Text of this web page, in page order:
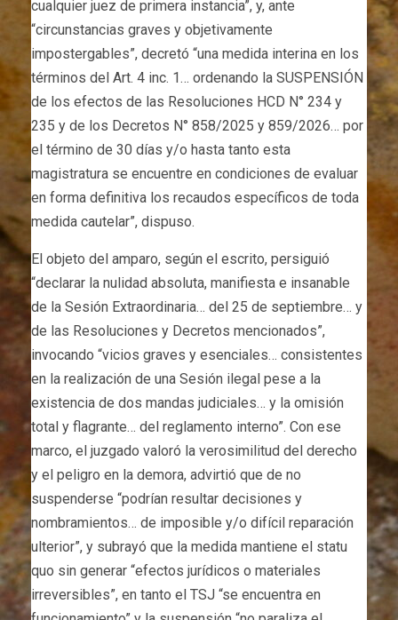
cualquier juez de primera instancia”, y, ante
“circunstancias graves y objetivamente
impostergables”, decretó “una medida interina en los
términos del Art. 4 inc. 1… ordenando la SUSPENSIÓN
de los efectos de las Resoluciones HCD N° 234 y
235 y de los Decretos N° 858/2025 y 859/2026… por
el término de 30 días y/o hasta tanto esta
magistratura se encuentre en condiciones de evaluar
en forma definitiva los recaudos específicos de toda
medida cautelar”, dispuso.
El objeto del amparo, según el escrito, persiguió
“declarar la nulidad absoluta, manifiesta e insanable
de la Sesión Extraordinaria… del 25 de septiembre… y
de las Resoluciones y Decretos mencionados”,
invocando “vicios graves y esenciales… consistentes
en la realización de una Sesión ilegal pese a la
existencia de dos mandas judiciales… y la omisión
total y flagrante… del reglamento interno”. Con ese
marco, el juzgado valoró la verosimilitud del derecho
y el peligro en la demora, advirtió que de no
suspenderse “podrían resultar decisiones y
nombramientos… de imposible y/o difícil reparación
ulterior”, y subrayó que la medida mantiene el statu
quo sin generar “efectos jurídicos o materiales
irreversibles”, en tanto el TSJ “se encuentra en